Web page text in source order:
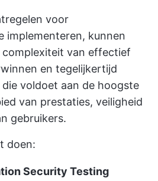
voor
implementeren, kunnen
van effectief
en tegelijkertijd
voldoet aan de hoogste
van prestaties, veiligheid
gebruikers.
doen:
Security Testing